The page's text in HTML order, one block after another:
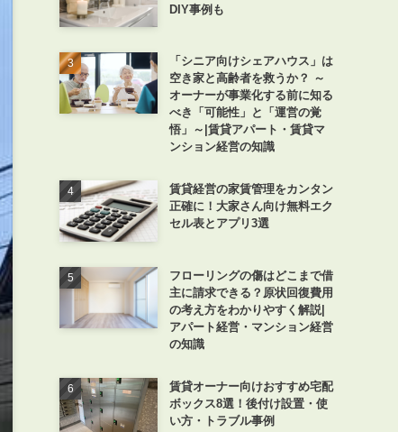
DIY事例も
「シニア向けシェアハウス」は
空き家と高齢者を救うか？ ～
オーナーが事業化する前に知る
べき「可能性」と「運営の覚
悟」～|賃貸アパート・賃貸マ
ンション経営の知識
賃貸経営の家賃管理をカンタン
正確に！大家さん向け無料エク
セル表とアプリ3選
フローリングの傷はどこまで借
主に請求できる？原状回復費用
の考え方をわかりやすく解説|
アパート経営・マンション経営
の知識
賃貸オーナー向けおすすめ宅配
ボックス8選！後付け設置・使
い方・トラブル事例